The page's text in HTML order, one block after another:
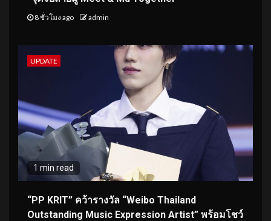
8 ชั่วโมง ago admin
UPDATE
1 min read
“PP KRIT” คว้ารางวัล “Weibo Thailand
Outstanding Music Expression Artist” พร้อมโชว์